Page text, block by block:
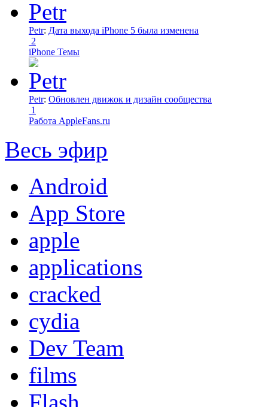
Petr: Дата выхода iPhone 5 была изменена
2
iPhone Темы
Petr: Обновлен движок и дизайн сообщества
1
Работа AppleFans.ru
Весь эфир
Android
App Store
apple
applications
cracked
cydia
Dev Team
films
Flash